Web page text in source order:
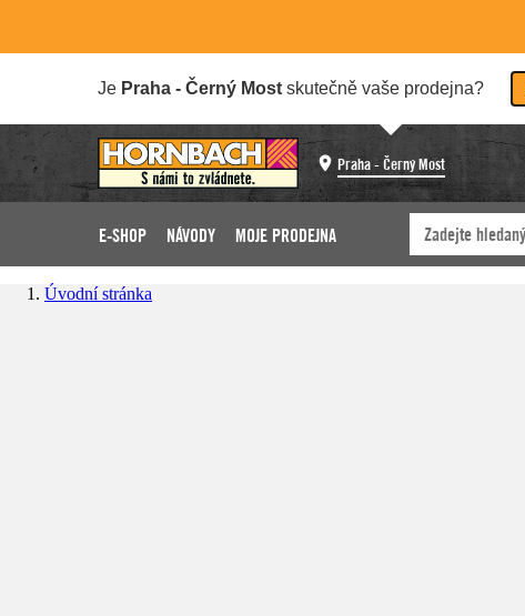
Je Praha - Černý Most skutečně vaše prodejna?
Praha - Černý Most
E-SHOP NÁVODY MOJE PRODEJNA
Úvodní stránka